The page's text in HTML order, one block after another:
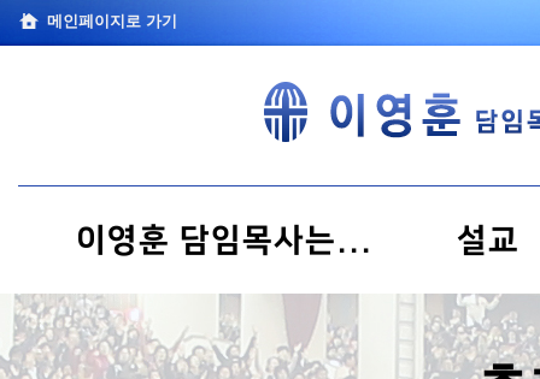
메인페이지로 가기
이영훈 담임목사는... 설교